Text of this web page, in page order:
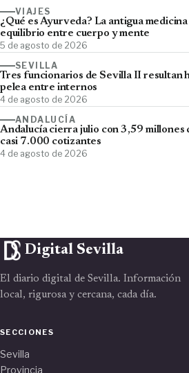
VIAJES
¿Qué es Ayurveda? La antigua
equilibrio entre cuerpo y mente
5 de agosto de 2026
SEVILLA
Tres funcionarios de Sevilla II resultan
pelea entre internos
4 de agosto de 2026
ANDALUCÍA
Andalucía cierra julio con 3,59
casi 7.000 cotizantes
4 de agosto de 2026
Digital Sevilla
El diario digital de Sevilla. Información
local, rigurosa y cercana, cada día.
SECCIONES
Sevilla
Provincia